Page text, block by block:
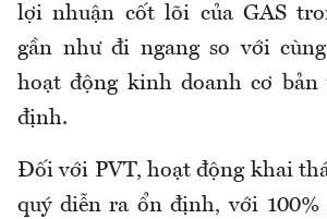
lợi nhuận cốt lõi của GAS
gần như đi ngang so với
hoạt động kinh doanh cơ
định.
Đối với PVT, hoạt động khai
quý diễn ra ổn định, với